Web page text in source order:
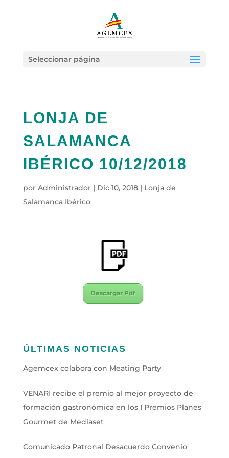
Seleccionar página
LONJA DE
SALAMANCA
IBÉRICO 10/12/2018
por Administrador| Dic 10, 2018| Lonja de
Salamanca Ibérico
Descargar Pdf
ÚLTIMAS NOTICIAS
Agemcex colabora con Meating Party
VENARI recibe el premio al mejor proyecto de
formación gastronómica en los I Premios Planes
Gourmet de Mediaset
Comunicado Patronal Desacuerdo Convenio